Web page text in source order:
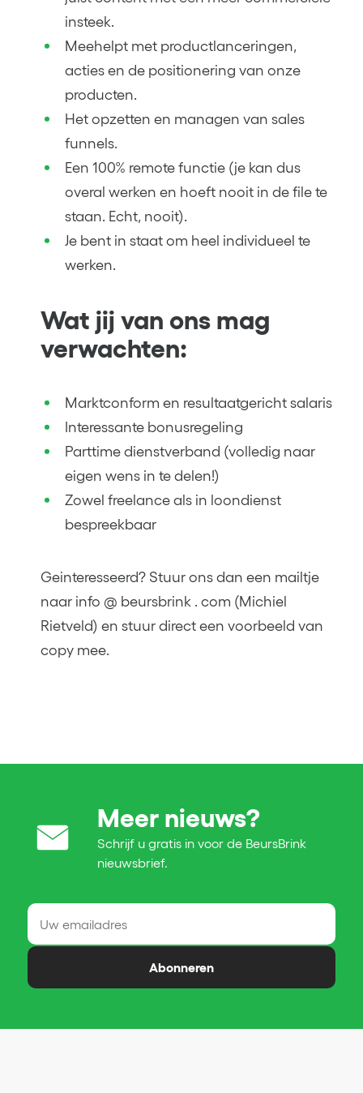
insteek.
Meehelpt met productlanceringen,
acties en de positionering van onze
producten.
Het opzetten en managen van sales
funnels.
Een 100% remote functie (je kan dus
overal werken en hoeft nooit in de file te
staan. Echt, nooit).
Je bent in staat om heel individueel te
werken.
Wat jij van ons mag
verwachten:
Marktconform en resultaatgericht salaris
Interessante bonusregeling
Parttime dienstverband (volledig naar
eigen wens in te delen!)
Zowel freelance als in loondienst
bespreekbaar
Geinteresseerd? Stuur ons dan een mailtje
naar info @ beursbrink . com (Michiel
Rietveld) en stuur direct een voorbeeld van
copy mee.
Meer nieuws?
Schrijf u gratis in voor de BeursBrink
nieuwsbrief.
Abonneren